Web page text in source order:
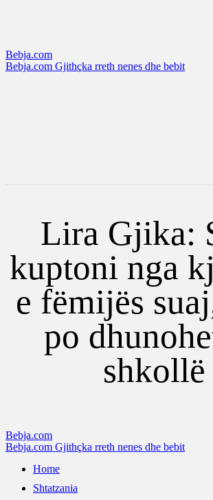
Bebja.com
Bebja.com Gjithçka rreth nenes dhe bebit
Lira Gjika:
kuptoni nga
e fëmijës
po
shkollë
Bebja.com
Bebja.com Gjithçka rreth nenes dhe bebit
Home
Shtatzania